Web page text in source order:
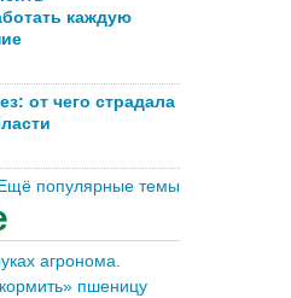
каждую
от чего страдала
популярные темы
агронома.
пшеницу